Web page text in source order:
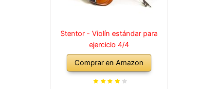
Stentor - Violín estándar para
ejercicio 4/4
Comprar en Amazon